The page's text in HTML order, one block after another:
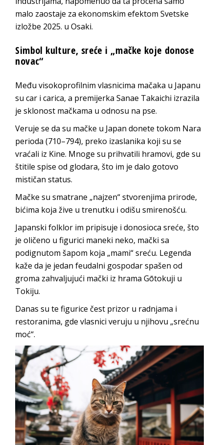
malo zaostaje za ekonomskim efektom Svetske
izložbe 2025. u Osaki.
Simbol kulture, sreće i „mačke koje donose
novac“
Među visokoprofilnim vlasnicima mačaka u Japanu
su car i carica, a premijerka Sanae Takaichi izrazila
je sklonost mačkama u odnosu na pse.
Veruje se da su mačke u Japan donete tokom Nara
perioda (710–794), preko izaslanika koji su se
vraćali iz Kine. Mnoge su prihvatili hramovi, gde su
štitile spise od glodara, što im je dalo gotovo
mističan status.
Mačke su smatrane „najzen“ stvorenjima prirode,
bićima koja žive u trenutku i odišu smirenošću.
Japanski folklor im pripisuje i donosioca sreće, što
je oličeno u figurici maneki neko, mački sa
podignutom šapom koja „mami“ sreću. Legenda
kaže da je jedan feudalni gospodar spašen od
groma zahvaljujući mački iz hrama Gōtokuji u
Tokiju.
Danas su te figurice čest prizor u radnjama i
restoranima, gde vlasnici veruju u njihovu „srećnu
moć“.